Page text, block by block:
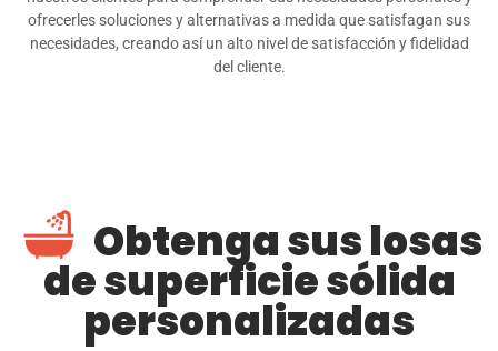
ofrecerles soluciones y alternativas a medida que satisfagan sus
necesidades, creando así un alto nivel de satisfacción y fidelidad
del cliente.
Obtenga sus losas
de superficie sólida
personalizadas